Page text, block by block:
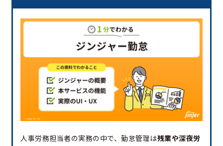
人事労務担当者の実務の中で、勤怠管理は残業や深夜労